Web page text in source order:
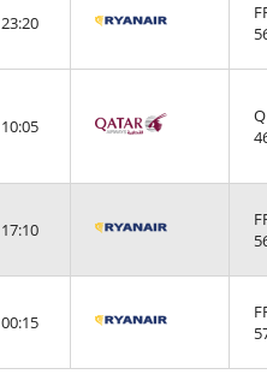
23:20
10:05
17:10
00:15